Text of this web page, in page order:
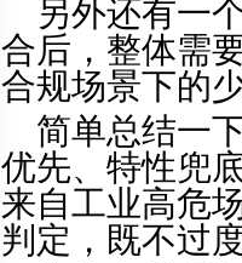
另外还有一
合后，整体需
合规场景下的
简单总结一
优先、特性兜
来自工业高危
判定，既不过